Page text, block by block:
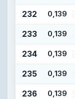
232 0,139
233 0,139
234 0,139
235 0,139
236 0,139